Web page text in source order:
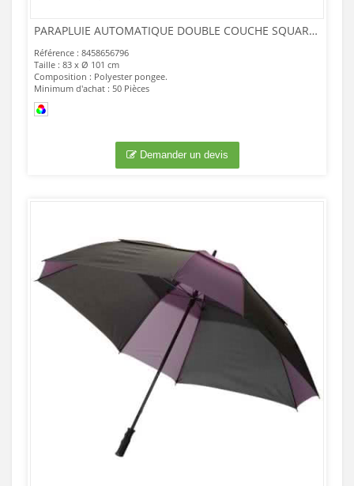
PARAPLUIE AUTOMATIQUE DOUBLE COUCHE SQUARE 23
Référence : 8458656796
Taille : 83 x Ø 101 cm
Composition : Polyester pongee.
Minimum d'achat : 50 Pièces
Demander un devis